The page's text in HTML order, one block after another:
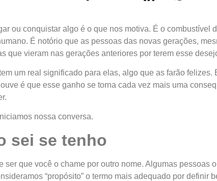
ou conquistar algo é o que nos motiva. É o combustível
É notório que as pessoas das novas gerações,
que vieram nas gerações anteriores por terem esse
um real significado para elas, algo que as farão
é que esse ganho se torna cada vez mais uma
nossa conversa.
sei se tenho
ser que você o chame por outro nome. Algumas pessoas
“propósito” o termo mais adequado por definir